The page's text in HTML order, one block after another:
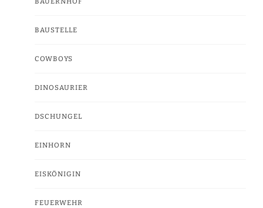
BAUSTELLE
COWBOYS
DINOSAURIER
DSCHUNGEL
EINHORN
EISKÖNIGIN
FEUERWEHR